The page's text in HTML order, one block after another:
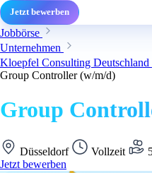
Jetzt bewerben
Jobbörse
Unternehmen
Kloepfel Consulting Deutschland
Group Controller (w/m/d)
Group
Düsseldorf Vollzeit
Jetzt bewerben